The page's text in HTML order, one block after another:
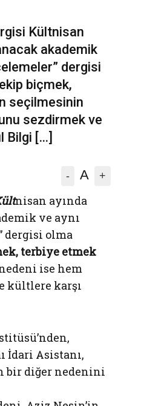
Kültnisan
akademik
dergisi
biçmek,
seçilmesinin
sezdirmek ve
Bilgi […]
- A +
nisan ayında
ve aynı
dergisi olma
terbiye etmek
ise hem
kültlere karşı
İdari Asistanı,
bir diğer nedenini